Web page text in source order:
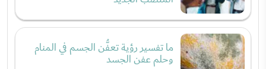
ما تفسير رؤية تعفُّن الجسم في المنام
وحلم عفن الجسد